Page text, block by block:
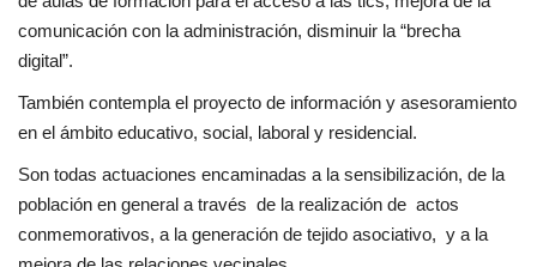
comunicación con la administración, disminuir la “brecha
digital”.
También contempla el proyecto de información y asesoramiento
en el ámbito educativo, social, laboral y residencial.
Son todas actuaciones encaminadas a la sensibilización, de la
población en general a través de la realización de actos
conmemorativos, a la generación de tejido asociativo, y a la